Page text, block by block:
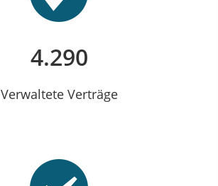
4.290
Verwaltete Verträge